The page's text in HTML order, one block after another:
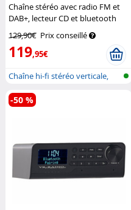
Chaîne stéréo avec radio FM et
DAB+, lecteur CD et bluetooth
Auvisio
129,90€ Prix conseillé
119,95€
Chaîne hi-fi stéréo verticale,
avec...
-50 %